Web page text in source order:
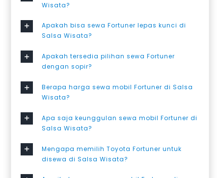
Wisata?
Apakah bisa sewa Fortuner lepas kunci di
Salsa Wisata?
Apakah tersedia pilihan sewa Fortuner
dengan sopir?
Berapa harga sewa mobil Fortuner di Salsa
Wisata?
Apa saja keunggulan sewa mobil Fortuner di
Salsa Wisata?
Mengapa memilih Toyota Fortuner untuk
disewa di Salsa Wisata?